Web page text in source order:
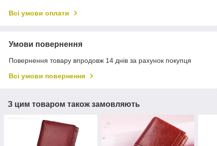
Всі умови оплати
Умови повернення
Повернення товару впродовж 14 днів за рахунок покупця
Всі умови повернення
З цим товаром також замовляють